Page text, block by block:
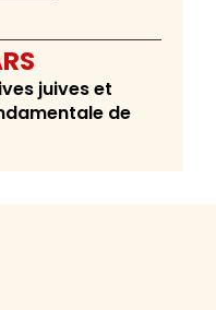
juives et
de